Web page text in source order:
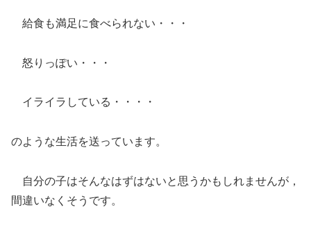
給食も満足に食べられない・・・
怒りっぽい・・・
イライラしている・・・・
のような生活を送っています。
自分の子はそんなはずはないと思うかもしれませんが，
間違いなくそうです。